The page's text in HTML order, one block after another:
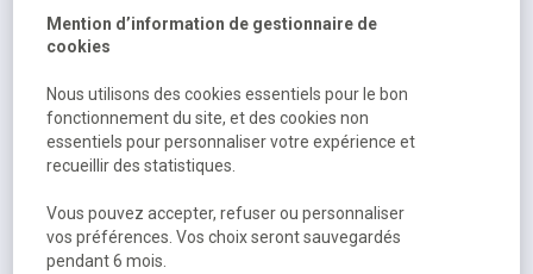
Passage de câbles longueur 3 m - Noir/Jaune - Manutan
Mention d’information de gestionnaire de
cookies
Nous utilisons des cookies essentiels pour le bon
fonctionnement du site, et des cookies non
essentiels pour personnaliser votre expérience et
recueillir des statistiques.
Vous pouvez accepter, refuser ou personnaliser
vos préférences. Vos choix seront sauvegardés
pendant 6 mois.